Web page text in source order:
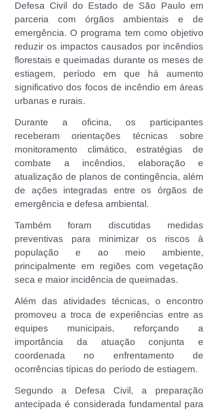
Defesa Civil do Estado de São Paulo em
parceria com órgãos ambientais e de
emergência. O programa tem como objetivo
reduzir os impactos causados por incêndios
florestais e queimadas durante os meses de
estiagem, período em que há aumento
significativo dos focos de incêndio em áreas
urbanas e rurais.
Durante a oficina, os participantes
receberam orientações técnicas sobre
monitoramento climático, estratégias de
combate a incêndios, elaboração e
atualização de planos de contingência, além
de ações integradas entre os órgãos de
emergência e defesa ambiental.
Também foram discutidas medidas
preventivas para minimizar os riscos à
população e ao meio ambiente,
principalmente em regiões com vegetação
seca e maior incidência de queimadas.
Além das atividades técnicas, o encontro
promoveu a troca de experiências entre as
equipes municipais, reforçando a
importância da atuação conjunta e
coordenada no enfrentamento de
ocorrências típicas do período de estiagem.
Segundo a Defesa Civil, a preparação
antecipada é considerada fundamental para